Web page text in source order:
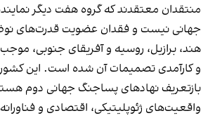
منتقدان معتقدند که گروه هفت دیگر
جهانی نیست و فقدان عضویت قدرت‌های
هند، برازیل، روسیه و آفریقای جنوبی،
و کارآمدی تصمیمات آن شده است. این
بازتعریف نهادهای پساجنگ جهانی دوم